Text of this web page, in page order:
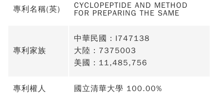
專利名稱(英)
CYCLOPEPTIDE AND METHOD
FOR PREPARING THE SAME
專利家族
中華民國：I747138
大陸：7375003
美國：11,485,756
專利權人 國立清華大學 100.00%